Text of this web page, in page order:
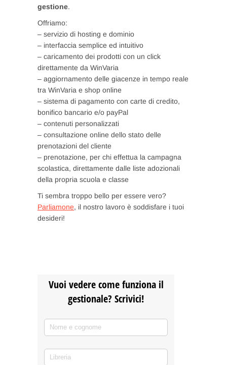
gestione.
Offriamo:
– servizio di hosting e dominio
– interfaccia semplice ed intuitivo
– caricamento dei prodotti con un click
direttamente da WinVaria
– aggiornamento delle giacenze in tempo reale
tra WinVaria e shop online
– sistema di pagamento con carte di credito,
bonifico bancario e/o payPal
– contenuti personalizzati
– consultazione online dello stato delle
prenotazioni del cliente
– prenotazione, per chi effettua la campagna
scolastica, direttamente dalle liste adozionali
della propria scuola e classe
Ti sembra troppo bello per essere vero?
Parliamone, il nostro lavoro è soddisfare i tuoi
desideri!
Vuoi vedere come funziona il
gestionale? Scrivici!
Nome e cognome
Libreria